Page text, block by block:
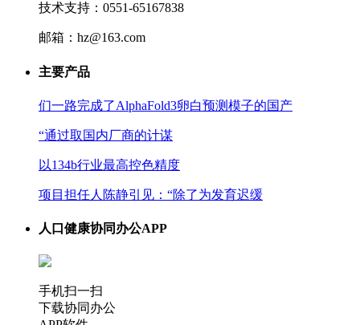
技术支持：0551-65167838
邮箱：hz@163.com
主要产品
们一路完成了AlphaFold3卵白预测模子的国产
“通过取国内厂商的计谋
以134b行业最高控色精度
项目担任人陈静引见：“除了为发育迟缓
人口健康协同办公APP
手机扫一扫
下载协同办公